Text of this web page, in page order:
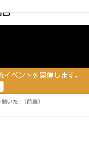
ベントを開催します。
聞いた！(前編)